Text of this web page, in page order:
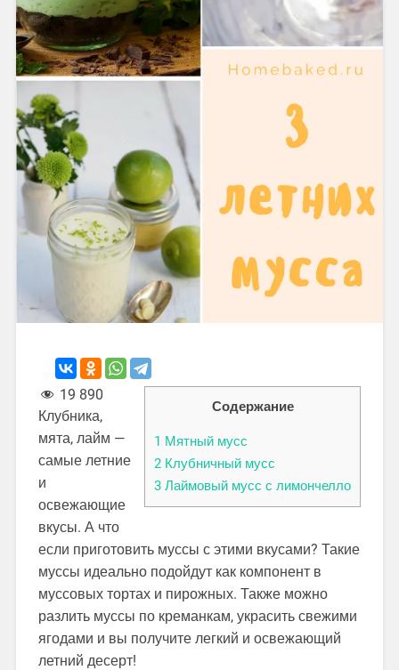
Содержание
1 Мятный мусс
2 Клубничный мусс
3 Лаймовый мусс с лимончелло
19 890
Клубника,
мята, лайм —
самые летние
и
освежающие
вкусы. А что
если приготовить муссы с этими вкусами? Такие
муссы идеально подойдут как компонент в
муссовых тортах и пирожных. Также можно
разлить муссы по креманкам, украсить свежими
ягодами и вы получите легкий и освежающий
летний десерт!